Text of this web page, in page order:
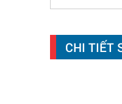
CHI TIẾT